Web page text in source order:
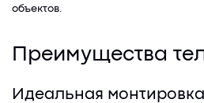
объектов.
Преимущества
Идеальная